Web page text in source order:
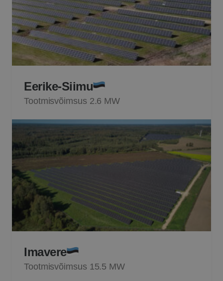
Eerike-Siimu
Tootmisvõimsus 2.6 MW
Imavere
Tootmisvõimsus 15.5 MW